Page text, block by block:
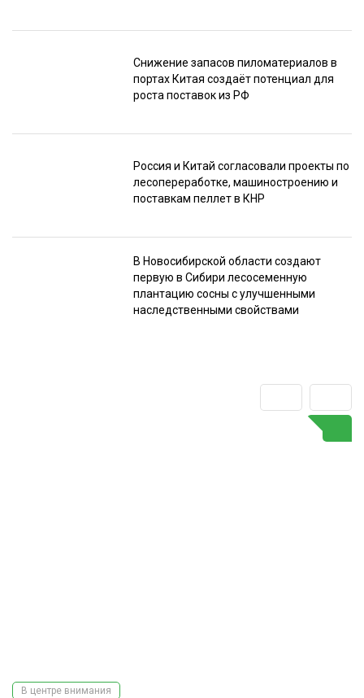
Снижение запасов пиломатериалов в
портах Китая создаёт потенциал для
роста поставок из РФ
Россия и Китай согласовали проекты по
лесопереработке, машиностроению и
поставкам пеллет в КНР
В Новосибирской области создают
первую в Сибири лесосеменную
плантацию сосны с улучшенными
наследственными свойствами
В центре внимания